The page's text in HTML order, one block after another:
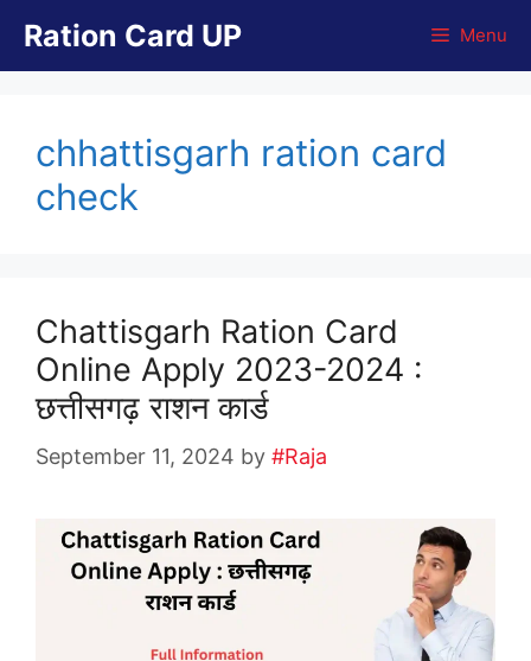
content
Ration Card UP Menu
chhattisgarh ration card
check
Chattisgarh Ration Card
Online Apply 2023-2024 :
छत्तीसगढ़ राशन कार्ड
September 11, 2024 by #Raja